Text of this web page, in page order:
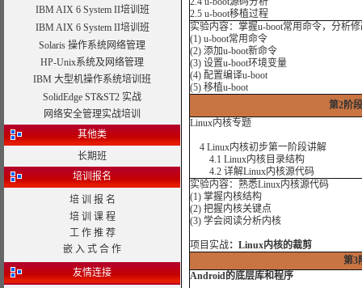
IBM AIX 6 System II培训班
IBM AIX 6 System II培训班
Solaris 操作系统网络管理
HP-Unix系统及网络管理
IBM 大型机操作系统培训班
SolidEdge ST&ST2 实战
网络安全管理实战培训
其他类
长期班
培训报名
培 训 报 名
培 训 课 程
工 作 推 荐
嵌 入 式 合 作
友情连接
2.5 u-boot移植过程
实验内容：掌握u-boot常用命令，分析
(1) u-boot常用命令
(2) 添加u-boot新命令
(3) 设置u-boot环境变量
(4) 配置编译u-boot
(5) 移植u-boot
第2阶
Linux内核专题
4 Linux内核初步第一阶段讲解
4.1 Linux内核目录结构
4.2 详解Linux内核源代码
实验内容：熟悉Linux内核源代码
(1) 掌握内核结构
(2) 把握内核关键点
(3) 学会阅读分析内核
项目实战：Linux内核的裁剪
第3
Android的底层库和程序